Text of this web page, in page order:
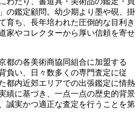
の鑑定顧問。幼少期より墨や硯、掛
育ち、長年培われた圧倒的な目利き
家やコレクターから厚い信頼を寄せ
都の各美術商協同組合に加盟する
負い、日々数多くの専門査定に従
都内近郊エリアでの出張鑑定に情熱
績に基づき、一点一点の歴史的背景
誠実かつ適正な査定を行うことを第